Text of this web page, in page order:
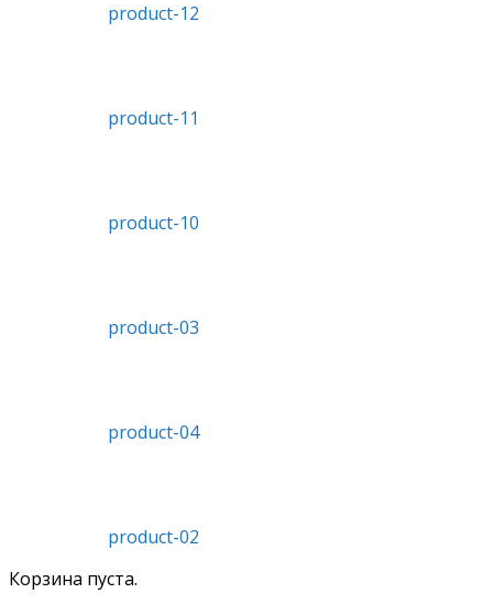
product-12
product-11
product-10
product-03
product-04
product-02
Корзина пуста.